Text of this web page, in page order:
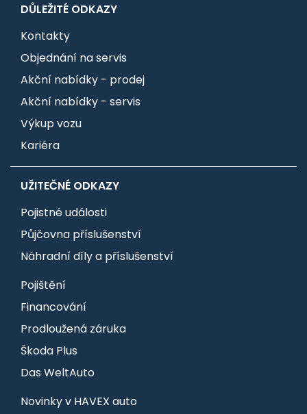
DŮLEŽITÉ ODKAZY
Kontakty
Objednání na servis
Akční nabídky - prodej
Akční nabídky - servis
Výkup vozu
Kariéra
UŽITEČNÉ ODKAZY
Pojistné události
Půjčovna příslušenství
Náhradní díly a příslušenství
Pojištění
Financování
Prodloužená záruka
Škoda Plus
Das WeltAuto
Novinky v HAVEX auto